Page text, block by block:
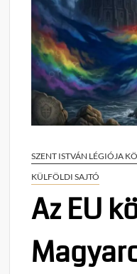
SZENT ISTVÁN LÉGIÓJA
KÜLFÖLDI SAJTÓ
Az EU